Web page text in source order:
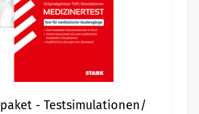
- Testsimulationen/